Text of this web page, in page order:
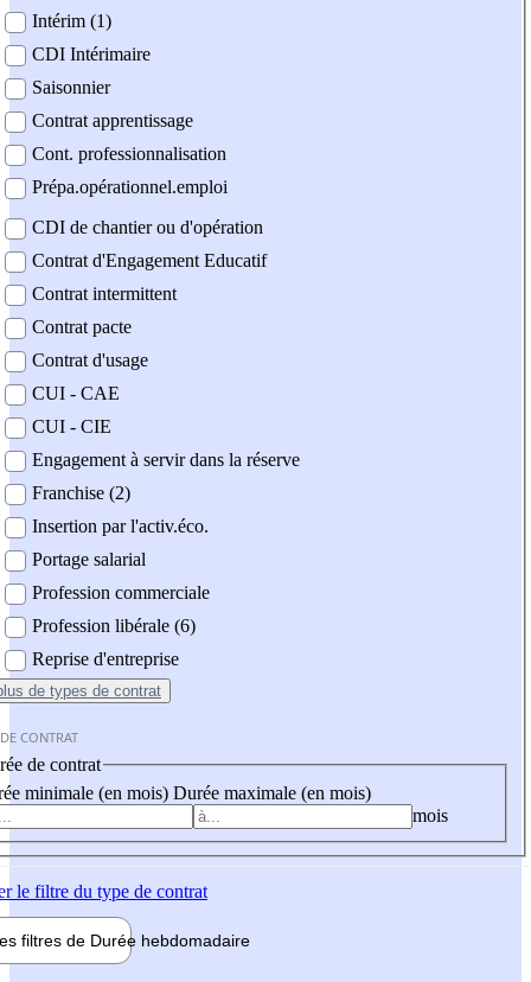
Intérim (1)
CDI Intérimaire
Saisonnier
Contrat apprentissage
Cont. professionnalisation
Prépa.opérationnel.emploi
CDI de chantier ou d'opération
Contrat d'Engagement Educatif
Contrat intermittent
Contrat pacte
Contrat d'usage
CUI - CAE
CUI - CIE
Engagement à servir dans la réserve
Franchise (2)
Insertion par l'activ.éco.
Portage salarial
Profession commerciale
Profession libérale (6)
Reprise d'entreprise
de types de contrat
CONTRAT
de contrat
minimale (en mois) Durée maximale (en mois)
mois
le filtre du type de contrat
filtres de Durée hebdomadaire